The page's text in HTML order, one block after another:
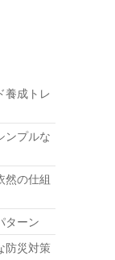
養成トレ
ンプルな
然の仕組
ターン
防災対策